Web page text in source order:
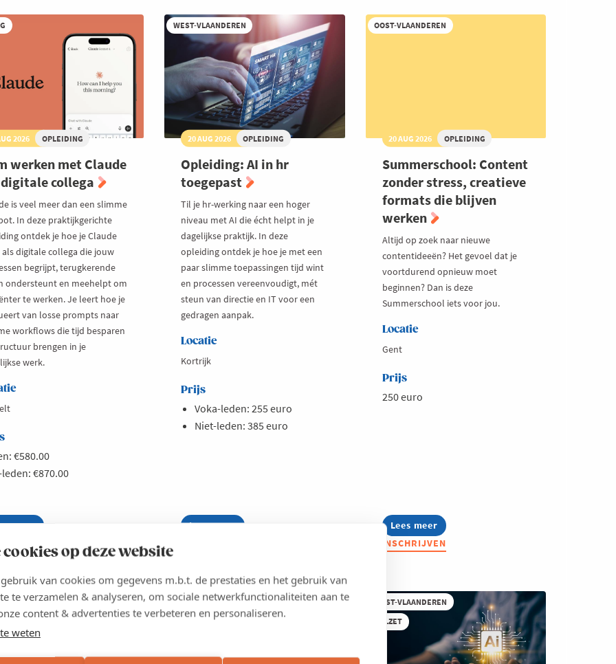
cookies op deze website
van cookies om gegevens m.b.t. de prestaties en het gebruik van
te verzamelen & analyseren, om sociale netwerkfunctionaliteiten aan te
content & advertenties te verbeteren en personaliseren.
weten
2026 OPLEIDING
werken met Claude
collega
is veel meer dan een slimme
In deze praktijkgerichte
ontdek je hoe je Claude
als digitale collega die jouw
begrijpt, terugkerende
ondersteunt en meehelpt om
te werken. Je leert hoe je
van losse prompts naar
workflows die tijd besparen
brengen in je
werk.
€580.00
€870.00
meer
WEST-VLAANDEREN
20 AUG 2026 OPLEIDING
Opleiding: AI in hr
toegepast
Til je hr-werking naar een hoger
niveau met AI die écht helpt in je
dagelijkse praktijk. In deze
opleiding ontdek je hoe je met een
paar slimme toepassingen tijd wint
en processen vereenvoudigt, mét
steun van directie en IT voor een
gedragen aanpak.
Locatie
Kortrijk
Prijs
Voka-leden: 255 euro
Niet-leden: 385 euro
Lees meer
about
toegepast
OOST-VLAANDEREN
20 AUG 2026 OPLEIDING
Summerschool: Content
zonder stress, creatieve
formats die blijven
werken
Altijd op zoek naar nieuwe
contentideeën? Het gevoel dat je
voortdurend opnieuw moet
beginnen? Dan is deze
Summerschool iets voor jou.
Locatie
Gent
Prijs
250 euro
Lees meer
about
Summerschool:
Content
formats
die
blijven
werken
INSCHRIJVEN
VLAAMS-BRABANT
WEST-VLAANDEREN
VOLZET